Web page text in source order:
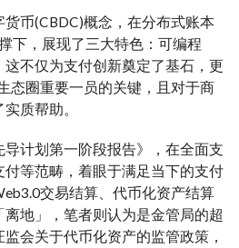
币(CBDC)概念，在分布式账本
下，展现了三大特色：可编程
不仅为支付创新奠定了基石，更
态圈重要一员的关键，且对于商
质帮助。
计划第一阶段报告》，在全面支
等范畴，着眼于满足当下的支付
交易结算、代币化资产结算
地」，笔者则认为是金管局的超
会关于代币化资产的监管政策，